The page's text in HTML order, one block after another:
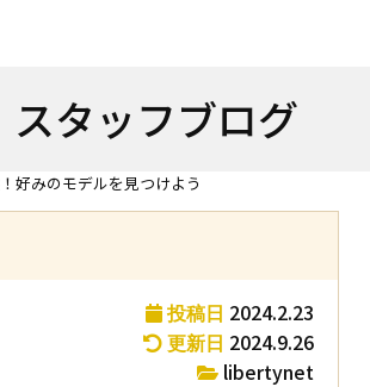
スタッフブログ
好みのモデルを見つけよう
投稿日 2024.2.23
更新日 2024.9.26
libertynet